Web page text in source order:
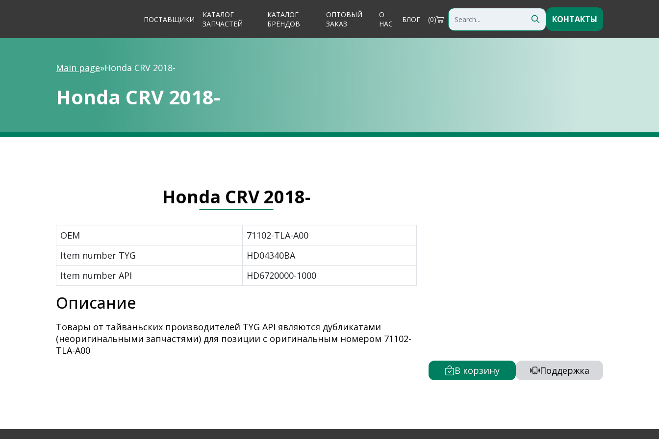
ПОСТАВЩИКИ
КАТАЛОГ
ЗАПЧАСТЕЙ
КАТАЛОГ
БРЕНДОВ
ОПТОВЫЙ
ЗАКАЗ
О
НАС
БЛОГ (0) КОНТАКТЫ
Main page»Honda CRV 2018-
Honda CRV 2018-
В корзину Поддержка
Honda CRV 2018-
OEM
71102-TLA-A00
Item number TYG
HD04340BA
Item number API
HD6720000-1000
Описание
Товары от тайваньских производителей TYG API являются дубликатами
(неоригинальными запчастями) для позиции с оригинальным номером 71102-
TLA-A00